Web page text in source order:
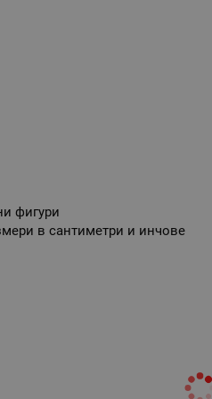
фигури
в сантиметри и инчове